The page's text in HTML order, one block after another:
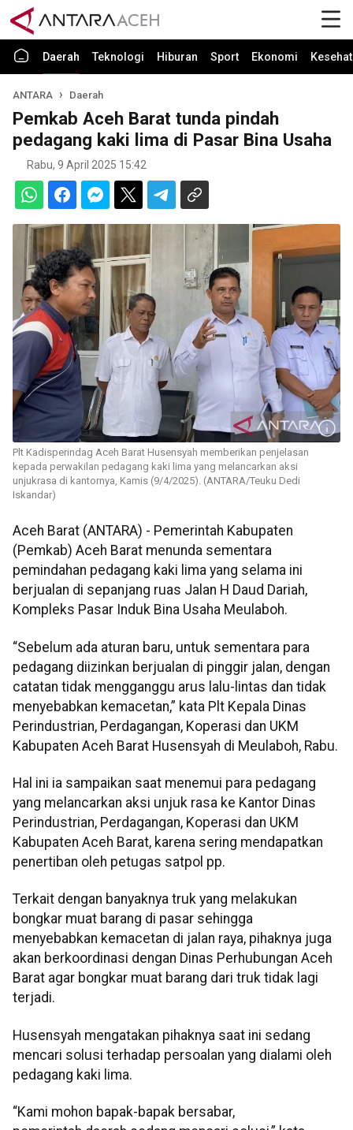
Daerah Teknologi Hiburan Sport Ekonomi
ANTARA Daerah
Pemkab Aceh Barat tunda pindah
pedagang kaki lima di Pasar Bina Usaha
Rabu, 9 April 2025 15:42
Plt Kadisperindag Aceh Barat Husensyah memberikan penjelasan
kepada perwakilan pedagang kaki lima yang melancarkan aksi
unjukrasa di kantornya, Kamis (9/4/2025). (ANTARA/Teuku Dedi
Iskandar)
Aceh Barat (ANTARA) - Pemerintah Kabupaten
(Pemkab) Aceh Barat menunda sementara
pemindahan pedagang kaki lima yang selama ini
berjualan di sepanjang ruas Jalan H Daud Dariah,
Kompleks Pasar Induk Bina Usaha Meulaboh.
“Sebelum ada aturan baru, untuk sementara para
pedagang diizinkan berjualan di pinggir jalan, dengan
catatan tidak mengganggu arus lalu-lintas dan tidak
menyebabkan kemacetan,” kata Plt Kepala Dinas
Perindustrian, Perdagangan, Koperasi dan UKM
Kabupaten Aceh Barat Husensyah di Meulaboh, Rabu.
Hal ini ia sampaikan saat menemui para pedagang
yang melancarkan aksi unjuk rasa ke Kantor Dinas
Perindustrian, Perdagangan, Koperasi dan UKM
Kabupaten Aceh Barat, karena sering mendapatkan
penertiban oleh petugas satpol pp.
Terkait dengan banyaknya truk yang melakukan
bongkar muat barang di pasar sehingga
menyebabkan kemacetan di jalan raya, pihaknya juga
akan berkoordinasi dengan Dinas Perhubungan Aceh
Barat agar bongkar muat barang dari truk tidak lagi
terjadi.
Husensyah mengatakan pihaknya saat ini sedang
mencari solusi terhadap persoalan yang dialami oleh
pedagang kaki lima.
“Kami mohon bapak-bapak bersabar,